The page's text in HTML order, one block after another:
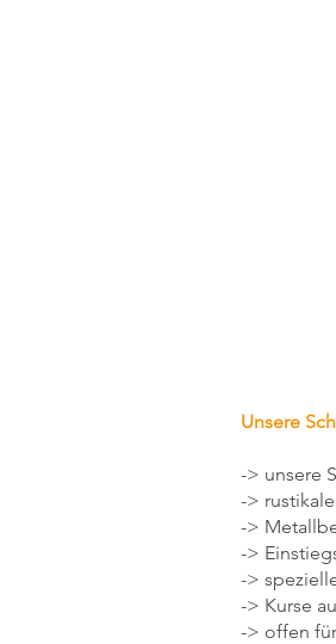
Unsere
-> unsere
->
->
->
->
-> Kurse
-> offen